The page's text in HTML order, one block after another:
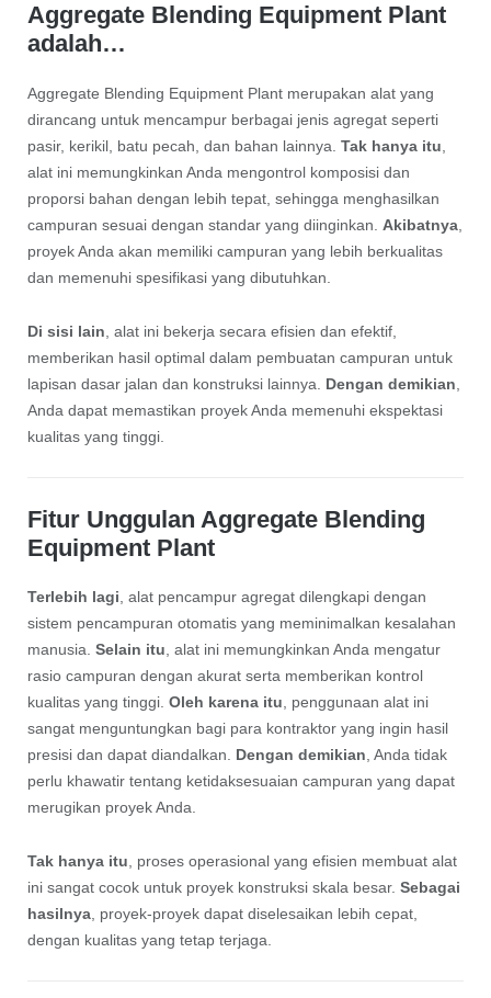
Aggregate Blending Equipment Plant
adalah…
Aggregate Blending Equipment Plant merupakan alat yang
dirancang untuk mencampur berbagai jenis agregat seperti
pasir, kerikil, batu pecah, dan bahan lainnya. Tak hanya itu
alat ini memungkinkan Anda mengontrol komposisi dan
proporsi bahan dengan lebih tepat, sehingga menghasilkan
campuran sesuai dengan standar yang diinginkan. Akibatnya,
proyek Anda akan memiliki campuran yang lebih berkualitas
dan memenuhi spesifikasi yang dibutuhkan.
Di sisi lain , alat ini bekerja secara efisien dan efektif,
memberikan hasil optimal dalam pembuatan campuran untuk
lapisan dasar jalan dan konstruksi lainnya. Dengan demikian
Anda dapat memastikan proyek Anda memenuhi ekspektasi
kualitas yang tinggi.
Fitur Unggulan Aggregate Blending
Equipment Plant
Terlebih lagi, alat pencampur agregat dilengkapi dengan
sistem pencampuran otomatis yang meminimalkan kesalahan
manusia. Selain itu, alat ini memungkinkan Anda mengatur
rasio campuran dengan akurat serta memberikan kontrol
kualitas yang tinggi. Oleh karena itu, penggunaan alat ini
sangat menguntungkan bagi para kontraktor yang ingin hasil
presisi dan dapat diandalkan. Dengan demikian, Anda tidak
perlu khawatir tentang ketidaksesuaian campuran yang dapat
merugikan proyek Anda.
Tak hanya itu, proses operasional yang efisien membuat alat
ini sangat cocok untuk proyek konstruksi skala besar. Sebagai
hasilnya, proyek-proyek dapat diselesaikan lebih cepat,
dengan kualitas yang tetap terjaga.